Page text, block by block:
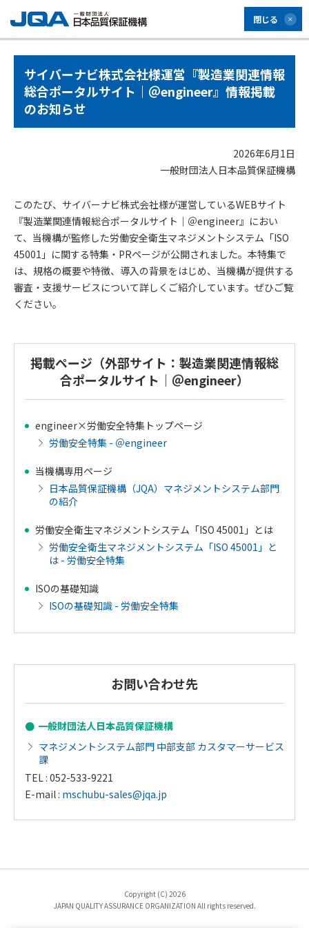
閉じる
サイバーナビ株式会社様運営『製造業関連情報
総合ポータルサイト｜＠engineer』情報掲載
のお知らせ
2026年6月1日
一般財団法人日本品質保証機構
このたび、サイバーナビ株式会社様が運営しているWEBサイト
『製造業関連情報総合ポータルサイト｜＠engineer』におい
て、当機構が監修した労働安全衛生マネジメントシステム「ISO
45001」に関する特集・PRページが公開されました。本特集で
は、規格の概要や特徴、導入の背景をはじめ、当機構が提供する
審査・支援サービスについて詳しくご紹介しています。ぜひご覧
ください。
掲載ページ（外部サイト：製造業関連情報総
合ポータルサイト｜＠engineer）
engineer×労働安全特集トップページ
労働安全特集 - ＠engineer
当機構専用ページ
日本品質保証機構（JQA）マネジメントシステム部門
の紹介
労働安全衛生マネジメントシステム「ISO 45001」とは
労働安全衛生マネジメントシステム「ISO 45001」と
は - 労働安全特集
ISOの基礎知識
ISOの基礎知識 - 労働安全特集
お問い合わせ先
一般財団法人日本品質保証機構
マネジメントシステム部門 中部支部 カスタマーサービス
課
TEL : 052-533-9221
E-mail : mschubu-sales@jqa.jp
Copyright (C) 2026
JAPAN QUALITY ASSURANCE ORGANIZATION All rights reserved.